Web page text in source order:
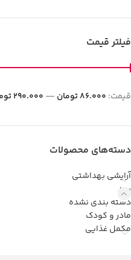
فیلتر قیمت
قيمت: 86.000 تومان — 290.000 تومان
دسته‌های محصولات
آرایشی بهداشتی
برند
دسته بندی نشده
مادر و کودک
مکمل غذایی